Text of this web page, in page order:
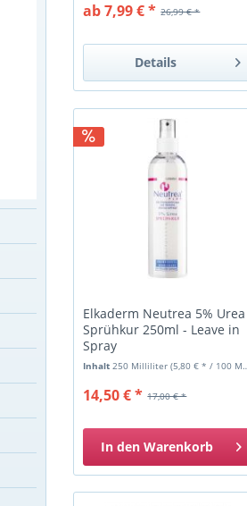
26,99 € *
ab 7,99 € *
Details
Elkaderm Neutrea 5% Urea
Sprühkur 250ml - Leave in
Spray
Inhalt 250 Milliliter(5,80 € * / 100 Milliliter)
17,00 € *
14,50 € *
In den Warenkorb